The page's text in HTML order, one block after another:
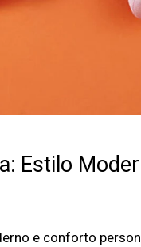
Estilo
e conforto